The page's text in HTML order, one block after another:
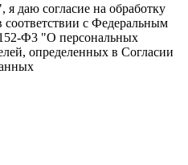
даю согласие на обработку
с Федеральным
Ф3 "О персональных
определенных в Согласии